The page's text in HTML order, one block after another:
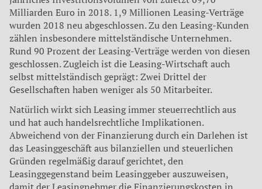
Milliarden Euro in 2018. 1,9 Millionen Leasing-Verträge
wurden 2018 neu abgeschlossen. Zu den Leasing-Kunden
zählen insbesondere mittelständische Unternehmen.
Rund 90 Prozent der Leasing-Verträge werden von diesen
geschlossen. Zugleich ist die Leasing-Wirtschaft auch
selbst mittelständisch geprägt: Zwei Drittel der
Gesellschaften haben weniger als 50 Mitarbeiter.
Natürlich wirkt sich Leasing immer steuerrechtlich aus
und hat auch handelsrechtliche Implikationen.
Abweichend von der Finanzierung durch ein Darlehen ist
das Leasinggeschäft aus bilanziellen und steuerlichen
Gründen regelmäßig darauf gerichtet, den
Leasinggegenstand beim Leasinggeber auszuweisen,